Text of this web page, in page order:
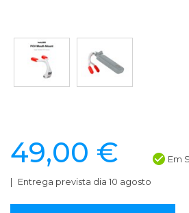
49,00 € Em
Entrega prevista dia 10 agosto